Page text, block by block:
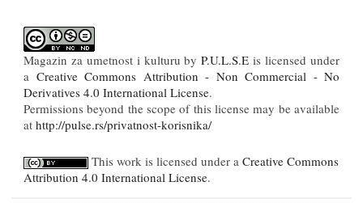
Magazin za umetnost i kulturu byP.U.L.S.E is licensed under
a Creative Commons Attribution - Non Commercial - No
Derivatives 4.0 International License.
Permissions beyond the scope of this license may be available
at http://pulse.rs/privatnost-korisnika/
This work is licensed under a Creative Commons
Attribution 4.0 International License.